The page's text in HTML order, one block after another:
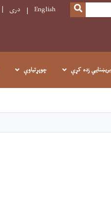
SEARCH
English دری
بريښنايي زده کړې چوپړتیاوې